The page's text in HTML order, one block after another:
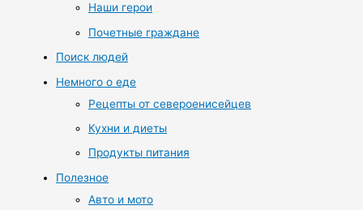
Наши герои
Почетные граждане
Поиск людей
Немного о еде
Рецепты от североенисейцев
Кухни и диеты
Продукты питания
Полезное
Авто и мото